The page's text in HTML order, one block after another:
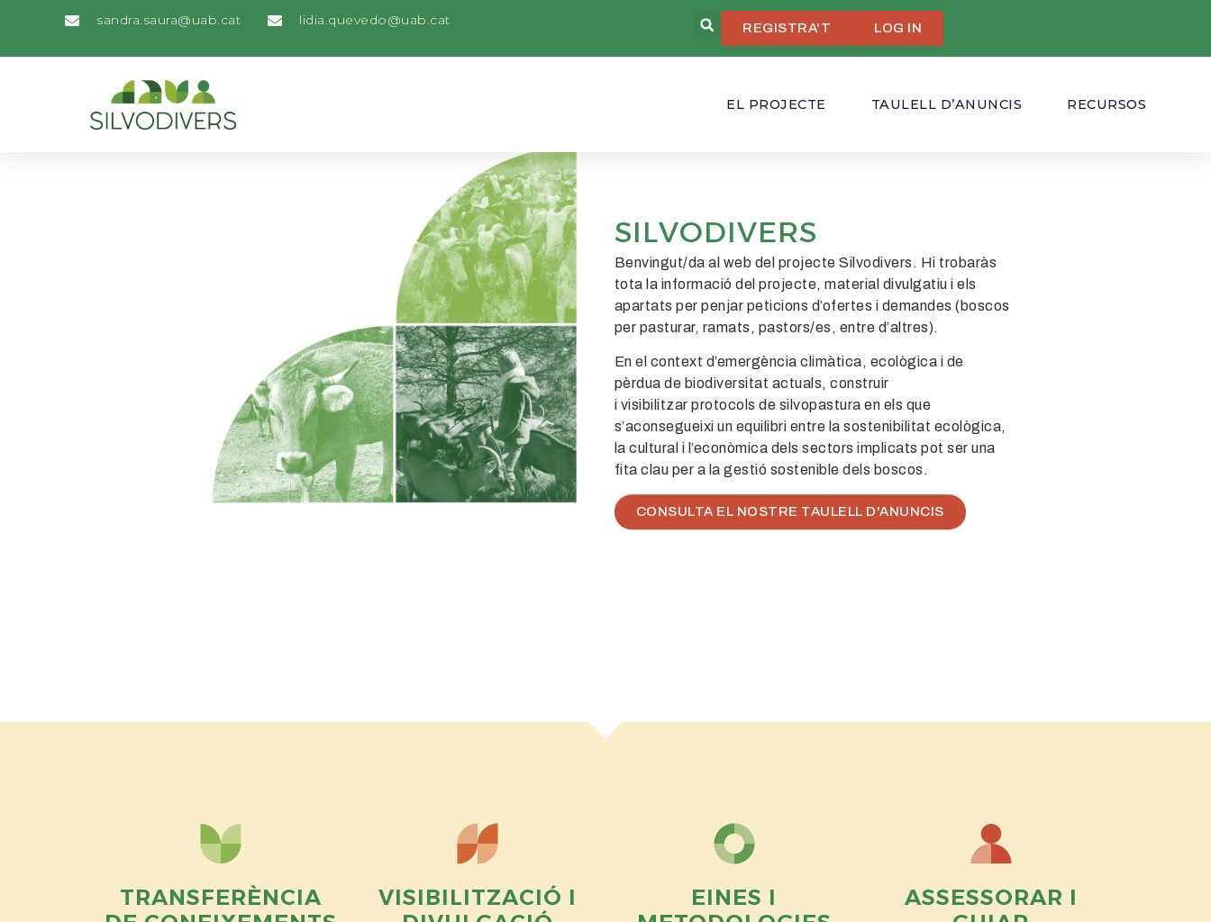
sandra.saura@uab.cat lidia.quevedo@uab.cat REGISTRA'T LOG IN
EL PROJECTE TAULELL D’ANUNCIS RECURSOS
SILVODIVERS
Benvingut/da al web del projecteSilvodivers . Hi trobaràs
tota la informació del projecte, material divulgatiu i els
apartats per penjar peticions d’ofertes i demandes(boscos
per pasturar, ramats, pastors/es, entre d’altres).
En el context d’emergència climàtica, ecològica i de
pèrdua de biodiversitat actuals, construir
i visibilitzar protocols de silvopastura en els que
s’aconsegueixi un equilibri entre la sostenibilitat ecològica,
la cultural i l’econòmica dels sectors implicats pot ser una
fita clau per a la gestió sostenible dels boscos.
CONSULTA EL NOSTRE TAULELL D'ANUNCIS
TRANSFERÈNCIA
VISIBILITZACIÓ I
EINES I
ASSESSORAR I